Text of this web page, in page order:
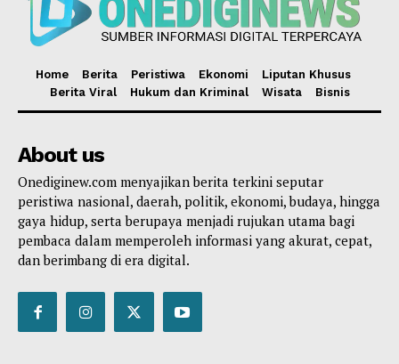
Home Berita Peristiwa Ekonomi
Liputan Khusus
Berita Viral
Hukum dan Kriminal Wisata Bisnis
About us
Onediginew.com menyajikan berita terkini seputar
peristiwa nasional, daerah, politik, ekonomi, budaya, hingga
gaya hidup, serta berupaya menjadi rujukan utama bagi
pembaca dalam memperoleh informasi yang akurat, cepat,
dan berimbang di era digital.